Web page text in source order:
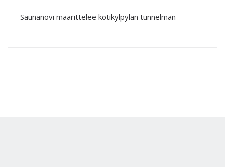
Saunanovi määrittelee kotikylpylän tunnelman